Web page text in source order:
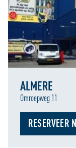
ALMERE
Omroepweg 11
RESERVEER